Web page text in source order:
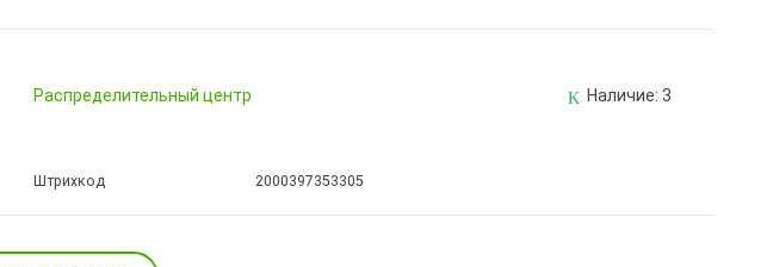
Pаспределительный центр Наличие: 3
Штрихкод 2000397353305